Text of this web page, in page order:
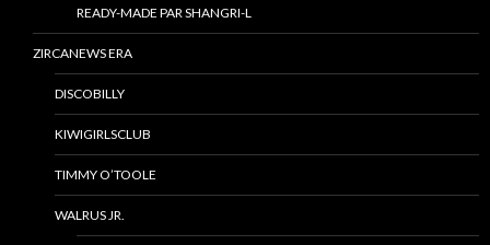
READY-MADE PAR SHANGRI-L
ZIRCANEWS ERA
DISCOBILLY
KIWIGIRLSCLUB
TIMMY O’TOOLE
WALRUS JR.